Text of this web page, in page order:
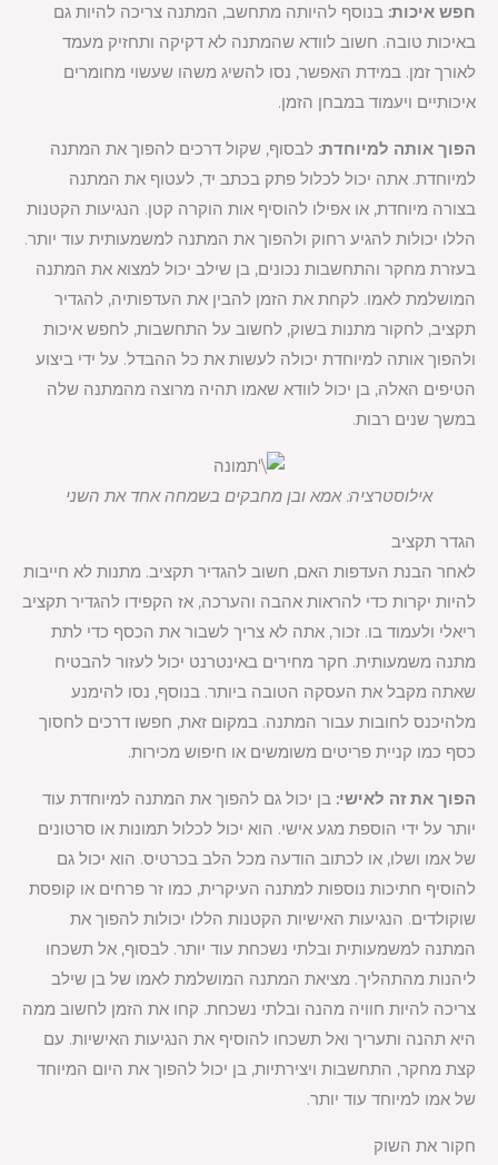
חפש איכות: בנוסף להיותה מתחשב, המתנה צריכה להיות גם
באיכות טובה. חשוב לוודא שהמתנה לא דקיקה ותחזיק מעמד
לאורך זמן. במידת האפשר, נסו להשיג משהו שעשוי מחומרים
איכותיים ויעמוד במבחן הזמן.
הפוך אותה למיוחדת: לבסוף, שקול דרכים להפוך את המתנה
למיוחדת. אתה יכול לכלול פתק בכתב יד, לעטוף את המתנה
בצורה מיוחדת, או אפילו להוסיף אות הוקרה קטן. הנגיעות הקטנות
הללו יכולות להגיע רחוק ולהפוך את המתנה למשמעותית עוד יותר.
בעזרת מחקר והתחשבות נכונים, בן שילב יכול למצוא את המתנה
המושלמת לאמו. לקחת את הזמן להבין את העדפותיה, להגדיר
תקציב, לחקור מתנות בשוק, לחשוב על התחשבות, לחפש איכות
ולהפוך אותה למיוחדת יכולה לעשות את כל ההבדל. על ידי ביצוע
הטיפים האלה, בן יכול לוודא שאמו תהיה מרוצה מהמתנה שלה
במשך שנים רבות.
אילוסטרציה: אמא ובן מחבקים בשמחה אחד את השני
הגדר תקציב
לאחר הבנת העדפות האם, חשוב להגדיר תקציב. מתנות לא חייבות
להיות יקרות כדי להראות אהבה והערכה, אז הקפידו להגדיר תקציב
ריאלי ולעמוד בו. זכור, אתה לא צריך לשבור את הכסף כדי לתת
מתנה משמעותית. חקר מחירים באינטרנט יכול לעזור להבטיח
שאתה מקבל את העסקה הטובה ביותר. בנוסף, נסו להימנע
מלהיכנס לחובות עבור המתנה. במקום זאת, חפשו דרכים לחסוך
כסף כמו קניית פריטים משומשים או חיפוש מכירות.
הפוך את זה לאישי: בן יכול גם להפוך את המתנה למיוחדת עוד
יותר על ידי הוספת מגע אישי. הוא יכול לכלול תמונות או סרטונים
של אמו ושלו, או לכתוב הודעה מכל הלב בכרטיס. הוא יכול גם
להוסיף חתיכות נוספות למתנה העיקרית, כמו זר פרחים או קופסת
שוקולדים. הנגיעות האישיות הקטנות הללו יכולות להפוך את
המתנה למשמעותית ובלתי נשכחת עוד יותר. לבסוף, אל תשכחו
ליהנות מהתהליך. מציאת המתנה המושלמת לאמו של בן שילב
צריכה להיות חוויה מהנה ובלתי נשכחת. קחו את הזמן לחשוב ממה
היא תהנה ותעריך ואל תשכחו להוסיף את הנגיעות האישיות. עם
קצת מחקר, התחשבות ויצירתיות, בן יכול להפוך את היום המיוחד
של אמו למיוחד עוד יותר.
חקור את השוק